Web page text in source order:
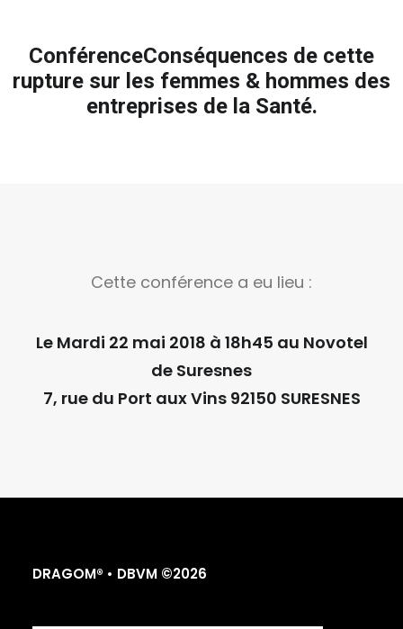
ConférenceConséquences de cette
rupture sur les femmes & hommes des
entreprises de la Santé.
Cette conférence a eu lieu :
Le Mardi 22 mai 2018 à 18h45 au Novotel
de Suresnes
7, rue du Port aux Vins 92150 SURESNES
DRAGOM® • DBVM ©2026